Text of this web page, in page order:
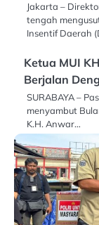
Jakarta –
tengah
Insentif Daerah
Ketua MUI
Berjalan
SURABAYA –
menyambut
K.H. Anwar…